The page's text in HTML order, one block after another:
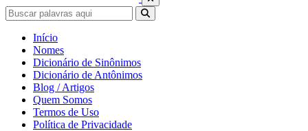
Início
Nomes
Dicionário de Sinônimos
Dicionário de Antônimos
Blog / Artigos
Quem Somos
Termos de Uso
Política de Privacidade